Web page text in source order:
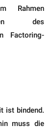
Rahmen
des
Factoring-
ist bindend.
muss die